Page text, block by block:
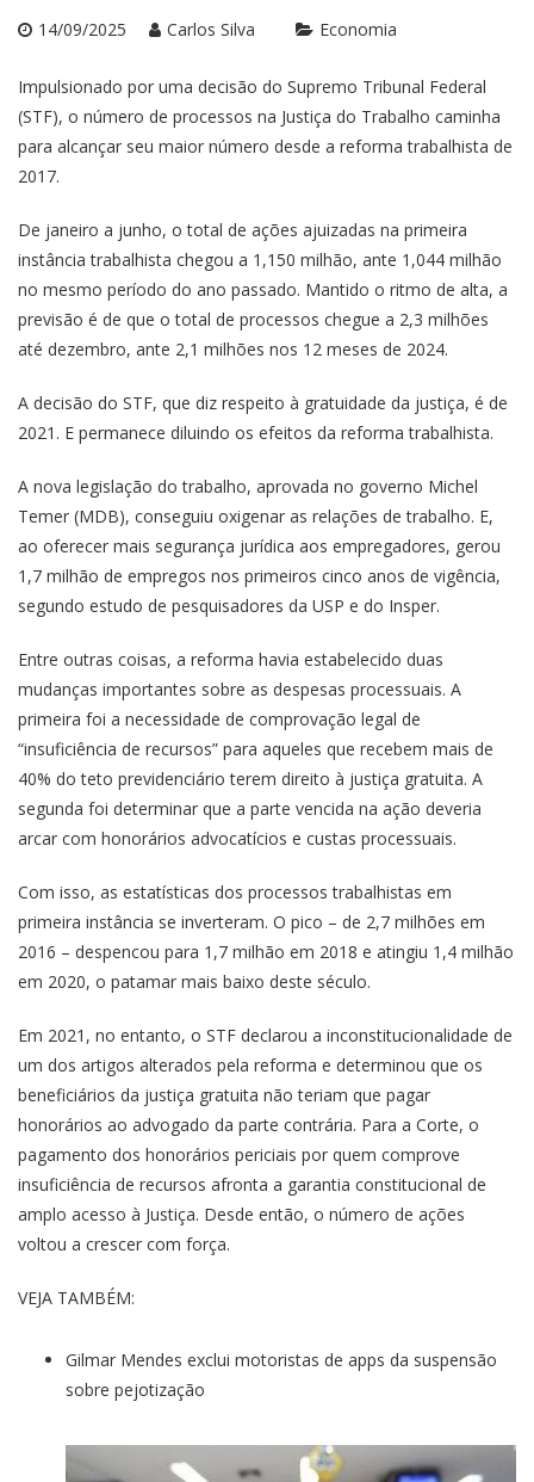
14/09/2025 Carlos Silva Economia
Impulsionado por uma decisão do Supremo Tribunal Federal
(STF), o número de processos na Justiça do Trabalho caminha
para alcançar seu maior número desde a reforma trabalhista de
2017.
De janeiro a junho, o total de ações ajuizadas na primeira
instância trabalhista chegou a 1,150 milhão, ante 1,044 milhão
no mesmo período do ano passado. Mantido o ritmo de alta, a
previsão é de que o total de processos chegue a 2,3 milhões
até dezembro, ante 2,1 milhões nos 12 meses de 2024.
A decisão do STF, que diz respeito à gratuidade da justiça, é de
2021. E permanece diluindo os efeitos da reforma trabalhista.
A nova legislação do trabalho, aprovada no governo Michel
Temer (MDB), conseguiu oxigenar as relações de trabalho. E,
ao oferecer mais segurança jurídica aos empregadores, gerou
1,7 milhão de empregos nos primeiros cinco anos de vigência,
segundo estudo de pesquisadores da USP e do Insper.
Entre outras coisas, a reforma havia estabelecido duas
mudanças importantes sobre as despesas processuais. A
primeira foi a necessidade de comprovação legal de
“insuficiência de recursos” para aqueles que recebem mais de
40% do teto previdenciário terem direito à justiça gratuita. A
segunda foi determinar que a parte vencida na ação deveria
arcar com honorários advocatícios e custas processuais.
Com isso, as estatísticas dos processos trabalhistas em
primeira instância se inverteram. O pico – de 2,7 milhões em
2016 – despencou para 1,7 milhão em 2018 e atingiu 1,4 milhão
em 2020, o patamar mais baixo deste século.
Em 2021, no entanto, o STF declarou a inconstitucionalidade de
um dos artigos alterados pela reforma e determinou que os
beneficiários da justiça gratuita não teriam que pagar
honorários ao advogado da parte contrária. Para a Corte, o
pagamento dos honorários periciais por quem comprove
insuficiência de recursos afronta a garantia constitucional de
amplo acesso à Justiça. Desde então, o número de ações
voltou a crescer com força.
VEJA TAMBÉM:
Gilmar Mendes exclui motoristas de apps da suspensão
sobre pejotização